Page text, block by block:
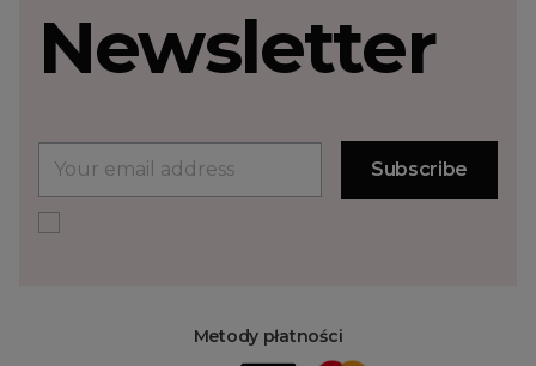
Metody płatności
Newsletter